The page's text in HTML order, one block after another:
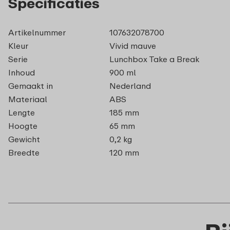
Artikelnummer
107632078700
Kleur
Vivid mauve
Serie
Lunchbox Take a Break
Inhoud
900 ml
Gemaakt in
Nederland
Materiaal
ABS
Lengte
185 mm
Hoogte
65 mm
Gewicht
0,2 kg
Breedte
120 mm